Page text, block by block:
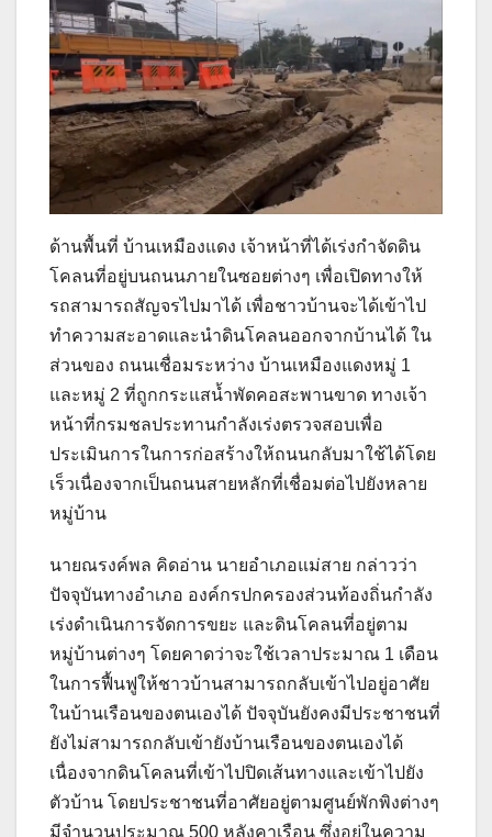
ด้านพื้นที่ บ้านเหมืองแดง เจ้าหน้าที่ได้เร่งกำจัดดิน
โคลนที่อยู่บนถนนภายในซอยต่างๆ เพื่อเปิดทางให้
รถสามารถสัญจรไปมาได้ เพื่อชาวบ้านจะได้เข้าไป
ทำความสะอาดและนำดินโคลนออกจากบ้านได้ ใน
ส่วนของ ถนนเชื่อมระหว่าง บ้านเหมืองแดงหมู่ 1
และหมู่ 2 ที่ถูกกระแสน้ำพัดคอสะพานขาด ทางเจ้า
หน้าที่กรมชลประทานกำลังเร่งตรวจสอบเพื่อ
ประเมินการในการก่อสร้างให้ถนนกลับมาใช้ได้โดย
เร็วเนื่องจากเป็นถนนสายหลักที่เชื่อมต่อไปยังหลาย
หมู่บ้าน
นายณรงค์พล คิดอ่าน นายอำเภอแม่สาย กล่าวว่า
ปัจจุบันทางอำเภอ องค์กรปกครองส่วนท้องถิ่นกำลัง
เร่งดำเนินการจัดการขยะ และดินโคลนที่อยู่ตาม
หมู่บ้านต่างๆ โดยคาดว่าจะใช้เวลาประมาณ 1 เดือน
ในการฟื้นฟูให้ชาวบ้านสามารถกลับเข้าไปอยู่อาศัย
ในบ้านเรือนของตนเองได้ ปัจจุบันยังคงมีประชาชนที่
ยังไม่สามารถกลับเข้ายังบ้านเรือนของตนเองได้
เนื่องจากดินโคลนที่เข้าไปปิดเส้นทางและเข้าไปยัง
ตัวบ้าน โดยประชาชนที่อาศัยอยู่ตามศูนย์พักพิงต่างๆ
มีจำนวนประมาณ 500 หลังคาเรือน ซึ่งอยู่ในความ